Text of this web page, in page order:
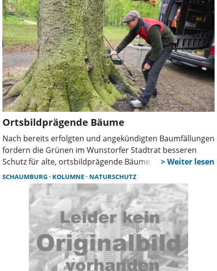
Ortsbildprägende Bäume
Nach bereits erfolgten und angekündigten Baumfällungen
fordern die Grünen im Wunstorfer Stadtrat besseren
Schutz für alte, ortsbildprägende Bäume. Eine
Verordnung soll künftig klare Regeln schaffen und
Fällungen nur nach Prüfung ermöglichen.
SCHAUMBURG KOLUMNE NATURSCHUTZ